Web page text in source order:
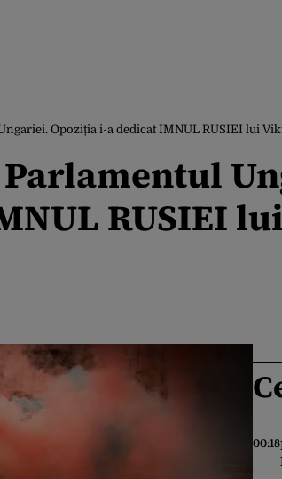
Opoziția i-a dedicat IMNUL RUSIEI lui
Parlamentul
RUSIEI
00:18